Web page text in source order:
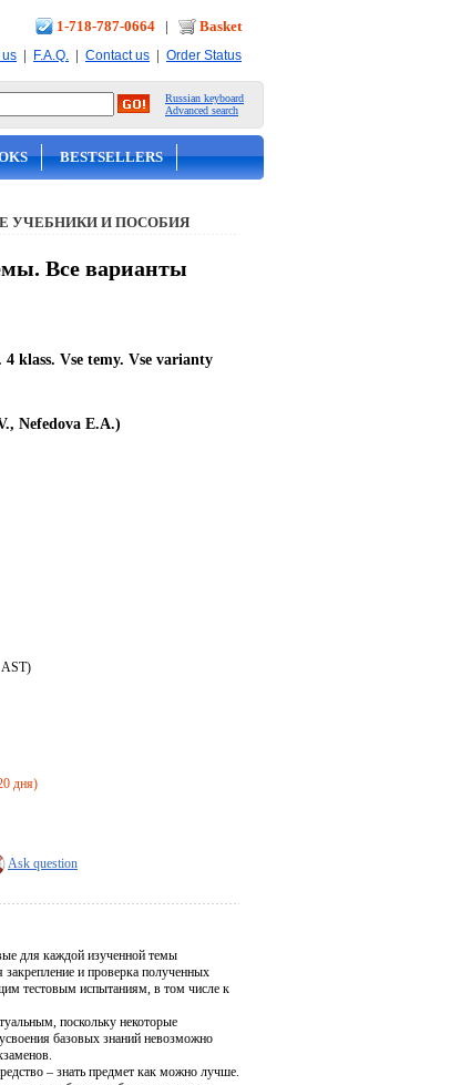
1-718-787-0664 | Basket
us | F.A.Q. | Contact us | Order Status
Russian keyboard
Advanced search
BESTSELLERS
УЧЕБНИКИ И ПОСОБИЯ
Все варианты
klass. Vse temy. Vse varianty
Nefedova E.A.)
дня)
Ask question
для каждой изученной темы
и проверка полученных
тестовым испытаниям, в том числе к
поскольку некоторые
базовых знаний невозможно
– знать предмет как можно лучше.